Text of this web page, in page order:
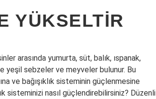
YÜKSELTIR
arasında yumurta, süt, balık, ıspanak,
yeşil sebzeler ve meyveler bulunur. Bu
ve bağışıklık sisteminin güçlenmesine
sisteminizi nasıl güçlendirebilirsiniz? Düzenli